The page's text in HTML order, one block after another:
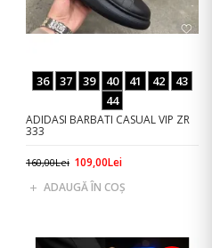
36 37 39 40 41 42
43
44
ADIDASI BARBATI CASUAL VIP ZR
333
160,00Lei 109,00Lei
ADAUGĂ ÎN COŞ